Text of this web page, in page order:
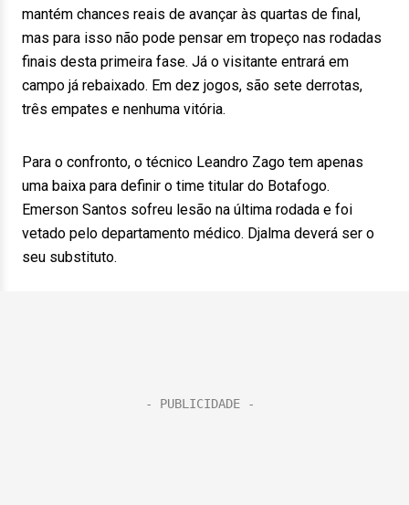
mantém chances reais de avançar às quartas de final,
mas para isso não pode pensar em tropeço nas rodadas
finais desta primeira fase. Já o visitante entrará em
campo já rebaixado. Em dez jogos, são sete derrotas,
três empates e nenhuma vitória.
Para o confronto, o técnico Leandro Zago tem apenas
uma baixa para definir o time titular do Botafogo.
Emerson Santos sofreu lesão na última rodada e foi
vetado pelo departamento médico. Djalma deverá ser o
seu substituto.